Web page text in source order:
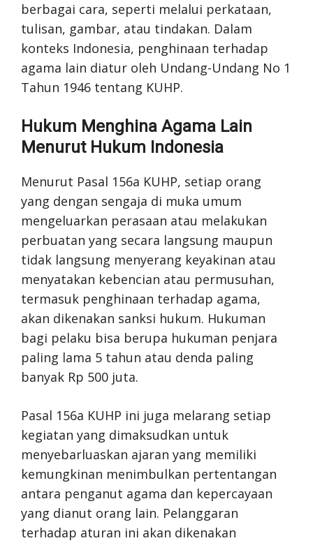
berbagai cara, seperti melalui perkataan,
tulisan, gambar, atau tindakan. Dalam
konteks Indonesia, penghinaan terhadap
agama lain diatur oleh Undang-Undang No 1
Tahun 1946 tentang KUHP.
Hukum Menghina Agama Lain
Menurut Hukum Indonesia
Menurut Pasal 156a KUHP, setiap orang
yang dengan sengaja di muka umum
mengeluarkan perasaan atau melakukan
perbuatan yang secara langsung maupun
tidak langsung menyerang keyakinan atau
menyatakan kebencian atau permusuhan,
termasuk penghinaan terhadap agama,
akan dikenakan sanksi hukum. Hukuman
bagi pelaku bisa berupa hukuman penjara
paling lama 5 tahun atau denda paling
banyak Rp 500 juta.
Pasal 156a KUHP ini juga melarang setiap
kegiatan yang dimaksudkan untuk
menyebarluaskan ajaran yang memiliki
kemungkinan menimbulkan pertentangan
antara penganut agama dan kepercayaan
yang dianut orang lain. Pelanggaran
terhadap aturan ini akan dikenakan